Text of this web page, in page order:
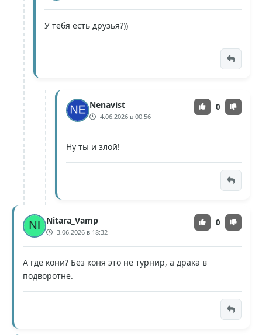
У тебя есть друзья?))
Nenavist
4.06.2026 в 00:56
0
Ну ты и злой!
Nitara_Vamp
3.06.2026 в 18:32
0
А где кони? Без коня это не турнир, а драка в
подворотне.